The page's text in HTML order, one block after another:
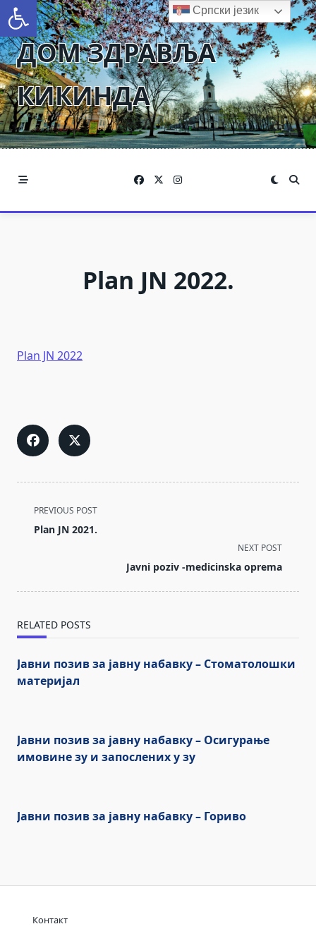
Skip
to
content
ДОМ ЗДРАВЉА
КИКИНДА
Plan JN 2022.
Plan JN 2022
<span
class="nav-
PREVIOUS POST
Plan JN 2021.
NEXT POST
Javni poziv -medicinska oprema
RELATED POSTS
Јавни позив за јавну набавку – Стоматолошки
материјал
Јавни позив за јавну набавку – Осигурање
имовине зу и запослених у зу
Јавни позив за јавну набавку – Гориво
Контакт
Српски језик